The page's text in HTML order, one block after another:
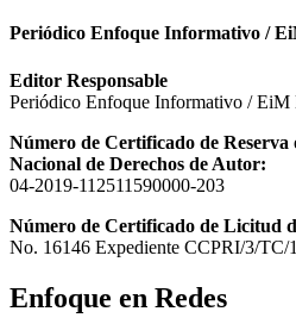
Periódico Enfoque Informativo /
Editor Responsable
Periódico Enfoque Informativo / EiM
Número de Certificado de
Nacional de Derechos de Autor:
04-2019-112511590000-203
Número de Certificado de Licitud
No. 16146 Expediente CCPRI/3/TC/
Enfoque en Redes